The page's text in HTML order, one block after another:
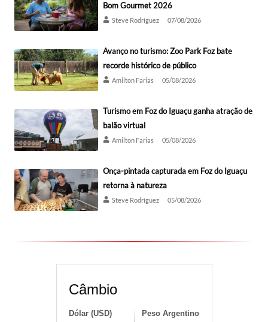
Bom Gourmet 2026
Steve Rodríguez 07/08/2026
Avanço no turismo: Zoo Park Foz bate
recorde histórico de público
Amilton Farias 05/08/2026
Turismo em Foz do Iguaçu ganha atração de
balão virtual
Amilton Farias 05/08/2026
Onça-pintada capturada em Foz do Iguaçu
retorna à natureza
Steve Rodríguez 05/08/2026
Câmbio
Dólar (USD) Peso Argentino